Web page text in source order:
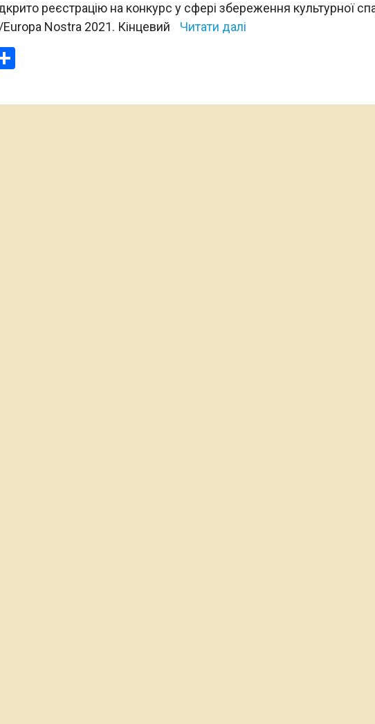
реєстрацію на конкурс у сфері збереження культурної
Nostra 2021. Кінцевий
Читати далі